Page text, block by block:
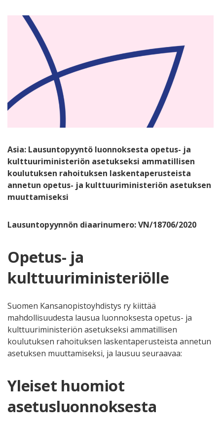
Asia: Lausuntopyyntö luonnoksesta opetus- ja
kulttuuriministeriön asetukseksi ammatillisen
koulutuksen rahoituksen laskentaperusteista
annetun opetus- ja kulttuuriministeriön asetuksen
muuttamiseksi
Lausuntopyynnön diaarinumero: VN/18706/2020
Opetus- ja
kulttuuriministeriölle
Suomen Kansanopistoyhdistys ry kiittää
mahdollisuudesta lausua luonnoksesta opetus- ja
kulttuuriministeriön asetukseksi ammatillisen
koulutuksen rahoituksen laskentaperusteista annetun
asetuksen muuttamiseksi, ja lausuu seuraavaa:
Yleiset huomiot
asetusluonnoksesta